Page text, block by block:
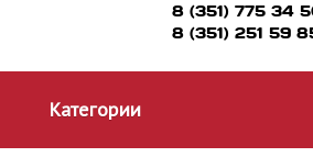
8 (351) 775 34
8 (351) 251 59
Категории